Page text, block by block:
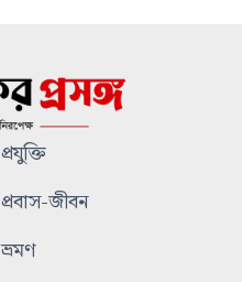
প্রযুক্তি
প্রবাস-জীবন
ভ্রমণ